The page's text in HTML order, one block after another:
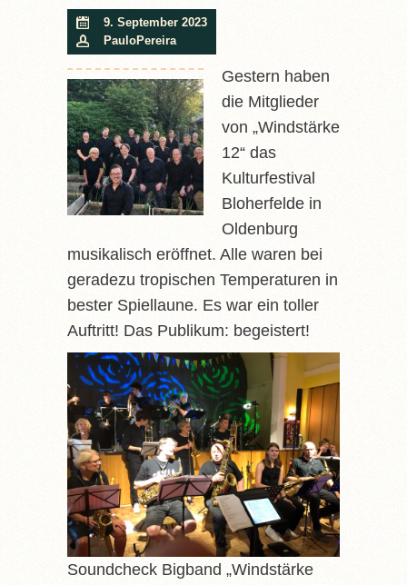
9. September 2023
PauloPereira
Gestern haben
die Mitglieder
von „Windstärke
12“ das
Kulturfestival
Bloherfelde in
Oldenburg
musikalisch eröffnet. Alle waren bei
geradezu tropischen Temperaturen in
bester Spiellaune. Es war ein toller
Auftritt! Das Publikum: begeistert!
Soundcheck Bigband „Windstärke